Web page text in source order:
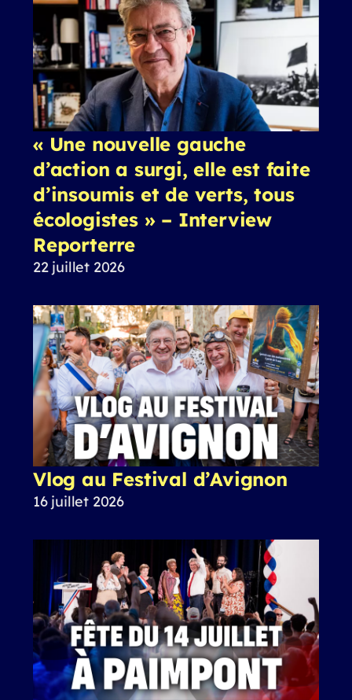
« Une nouvelle gauche
d’action a surgi, elle est faite
d’insoumis et de verts, tous
écologistes » – Interview
Reporterre
22 juillet 2026
Vlog au Festival d’Avignon
16 juillet 2026